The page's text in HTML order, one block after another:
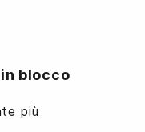
blocco
più